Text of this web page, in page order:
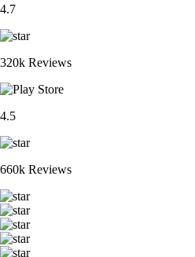
4.7
320k Reviews
4.5
660k Reviews